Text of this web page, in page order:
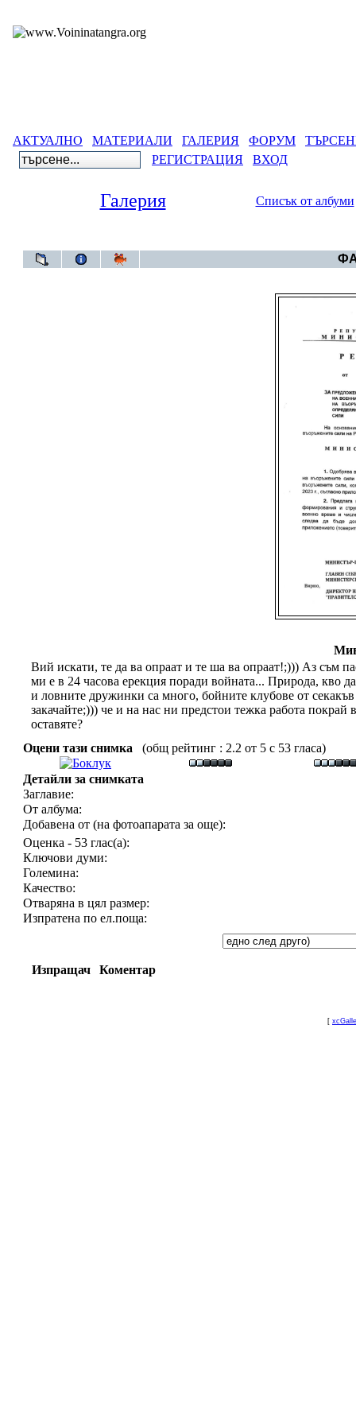
АКТУАЛНО МАТЕРИАЛИ ГАЛЕРИЯ ФОРУМ
РЕГИСТРАЦИЯ
ВХОД
Галерия Списък от албуми
Вий искати, те да ва опраат и те ша ва опраат!;))) Аз съм
ми е в 24 часова ерекция поради войната... Природа, кво
и ловните дружинки са много, бойните клубове от
закачайте;))) че и на нас ни предстои тежка работа
оставяте?
Оцени тази снимка
(общ рейтинг : 2.2 от 5 с 53 гласа)
Детайли за снимката
Заглавие:
От албума:
Добавена от (на фотоапарата за още):
Оценка - 53 глас(а):
Ключови думи:
Големина:
Качество:
Отваряна в цял размер:
Изпратена по ел.поща:
Изпращач Коментар
[